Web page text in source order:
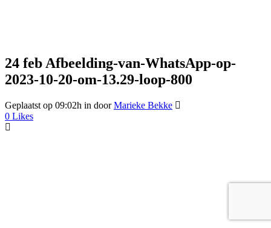
24 febAfbeelding-van-WhatsApp-op-
2023-10-20-om-13.29-loop-800
Geplaatst op 09:02h in doorMarieke Bekke
0 Likes